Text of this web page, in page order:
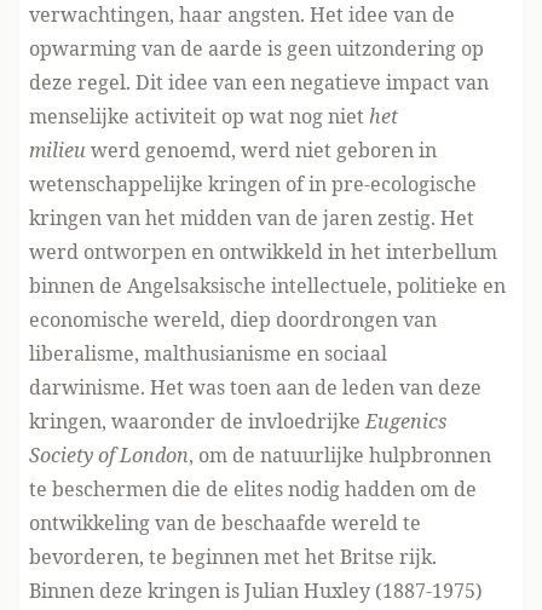
verwachtingen, haar angsten. Het idee van de
opwarming van de aarde is geen uitzondering op
deze regel. Dit idee van een negatieve impact van
menselijke activiteit op wat nog niethet
milieu werd genoemd, werd niet geboren in
wetenschappelijke kringen of in pre-ecologische
kringen van het midden van de jaren zestig. Het
werd ontworpen en ontwikkeld in het interbellum
binnen de Angelsaksische intellectuele, politieke en
economische wereld, diep doordrongen van
liberalisme, malthusianisme en sociaal
darwinisme. Het was toen aan de leden van deze
kringen, waaronder de invloedrijkeEugenics
Society of London, om de natuurlijke hulpbronnen
te beschermen die de elites nodig hadden om de
ontwikkeling van de beschaafde wereld te
bevorderen, te beginnen met het Britse rijk.
Binnen deze kringen is Julian Huxley (1887-1975)